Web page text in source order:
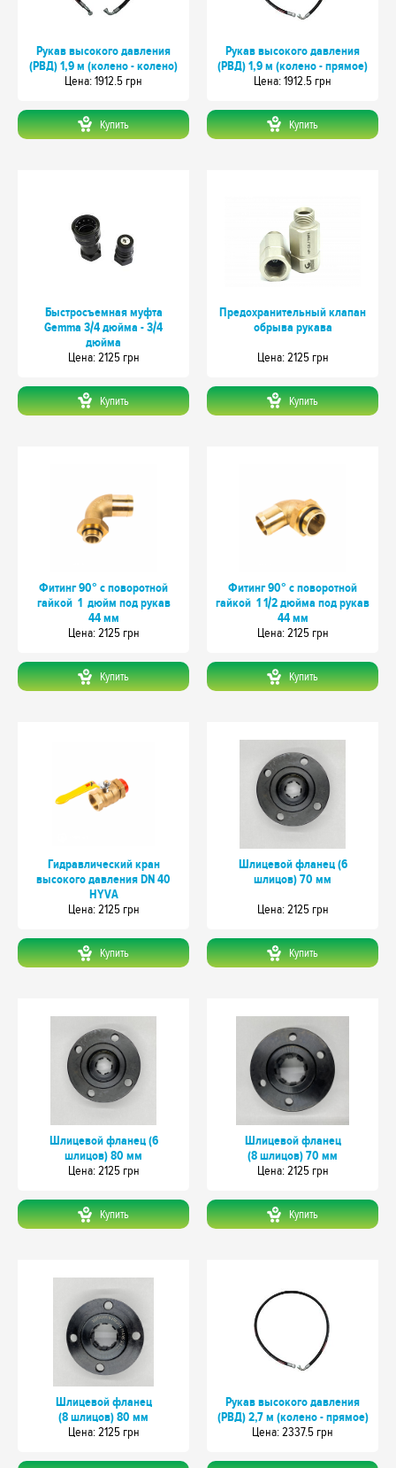
Рукав высокого давления
(РВД) 1,9 м (колено - колено)
Цeна: 1912.5 грн
Купить
Рукав высокого давления
(РВД) 1,9 м (колено - прямое)
Цeна: 1912.5 грн
Купить
Быстросъемная муфта
Gemma 3/4 дюйма - 3/4
дюйма
Цeна: 2125 грн
Купить
Предохранительный клапан
обрыва рукава
Цeна: 2125 грн
Купить
Фитинг 90° с поворотной
гайкой 1 дюйм под рукав
44 мм
Цeна: 2125 грн
Купить
Фитинг 90° с поворотной
гайкой 1 1/2 дюйма под рукав
44 мм
Цeна: 2125 грн
Купить
Гидравлический кран
высокого давления DN 40
HYVA
Цeна: 2125 грн
Купить
Шлицевой фланец (6
шлицов) 70 мм
Цeна: 2125 грн
Купить
Шлицевой фланец (6
шлицов) 80 мм
Цeна: 2125 грн
Купить
Шлицевой фланец
(8 шлицов) 70 мм
Цeна: 2125 грн
Купить
Шлицевой фланец
(8 шлицов) 80 мм
Цeна: 2125 грн
Рукав высокого давления
(РВД) 2,7 м (колено - прямое)
Цeна: 2337.5 грн